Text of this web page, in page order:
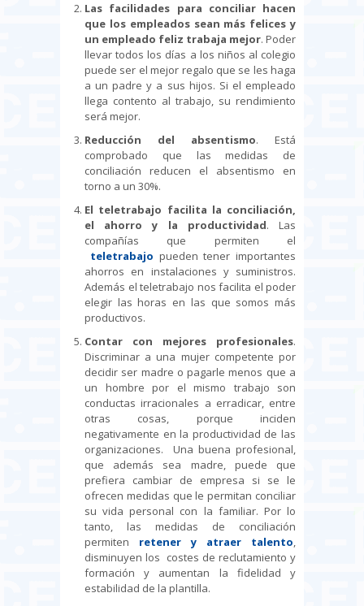
Las facilidades para conciliar hacen
que los empleados sean más felices y
un empleado feliz trabaja mejor. Poder
llevar todos los días a los niños al colegio
puede ser el mejor regalo que se les haga
a un padre y a sus hijos. Si el empleado
llega contento al trabajo, su rendimiento
será mejor.
Reducción del absentismo. Está
comprobado que las medidas de
conciliación reducen el absentismo en
torno a un 30%.
El teletrabajo facilita la conciliación,
el ahorro y la productividad. Las
compañías que permiten el
teletrabajo pueden tener importantes
ahorros en instalaciones y suministros.
Además el teletrabajo nos facilita el poder
elegir las horas en las que somos más
productivos.
Contar con mejores profesionales.
Discriminar a una mujer competente por
decidir ser madre o pagarle menos que a
un hombre por el mismo trabajo son
conductas irracionales a erradicar, entre
otras cosas, porque inciden
negativamente en la productividad de las
organizaciones. Una buena profesional,
que además sea madre, puede que
prefiera cambiar de empresa si se le
ofrecen medidas que le permitan conciliar
su vida personal con la familiar. Por lo
tanto, las medidas de conciliación
permiten retener y atraer talento,
disminuyen los costes de reclutamiento y
formación y aumentan la fidelidad y
estabilidad de la plantilla.